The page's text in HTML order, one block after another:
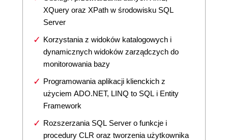
XQuery oraz XPath w środowisku SQL
Server
Korzystania z widoków katalogowych i
dynamicznych widoków zarządczych do
monitorowania bazy
Programowania aplikacji klienckich z
użyciem ADO.NET, LINQ to SQL i Entity
Framework
Rozszerzania SQL Server o funkcje i
procedury CLR oraz tworzenia użytkownika